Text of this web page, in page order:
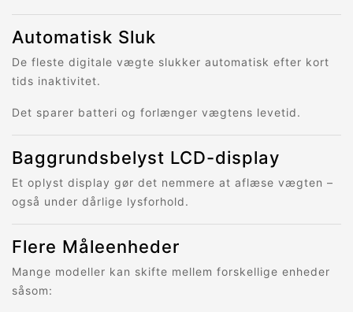
Automatisk Sluk
De fleste digitale vægte slukker automatisk efter kort
tids inaktivitet.
Det sparer batteri og forlænger vægtens levetid.
Baggrundsbelyst LCD-display
Et oplyst display gør det nemmere at aflæse vægten –
også under dårlige lysforhold.
Flere Måleenheder
Mange modeller kan skifte mellem forskellige enheder
såsom: